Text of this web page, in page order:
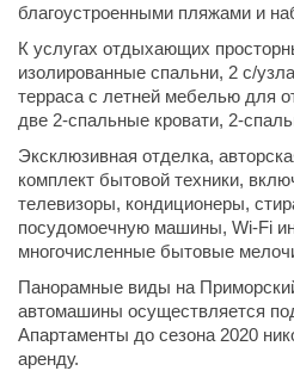
благоустроенными пляжами и
К услугах отдыхающих
изолированные спальни, 2 с/
терраса с летней мебелью для
две 2-спальные кровати, 2-
Эксклюзивная отделка,
комплект бытовой техники,
телевизоры, кондиционеры,
посудомоечную машины, Wi-Fi
многочисленные бытовые
Панорамные виды на
автомашины осуществляется
Апартаменты до сезона 2020
аренду.